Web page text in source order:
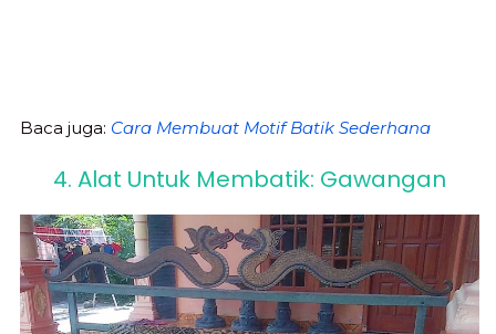
Baca juga: Cara Membuat Motif Batik Sederhana
4. Alat Untuk Membatik: Gawangan